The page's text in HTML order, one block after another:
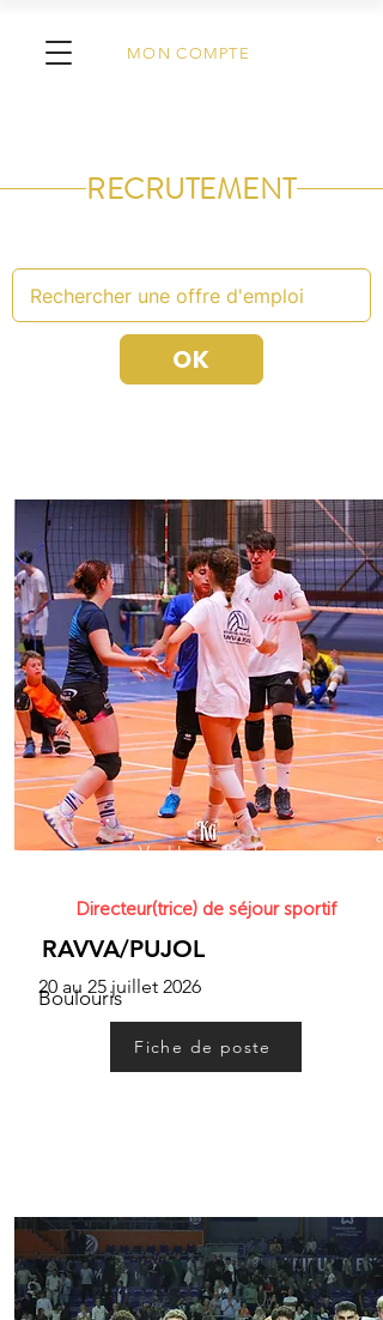
MON COMPTE
RECRUTEMENT
OK
Volley-ball
Directeur(trice) de séjour sportif
RAVVA/PUJOL
20 au 25 juillet 2026
Boulouris
Fiche de poste